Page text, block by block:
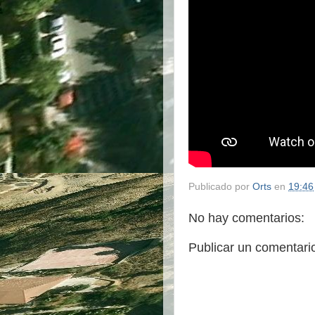
Publicado por Orts en 19:46
No hay comentarios:
Publicar un